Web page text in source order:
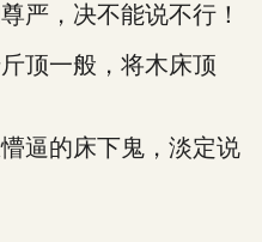
严，决不能说不行！
顶一般，将木床顶
逼的床下鬼，淡定说